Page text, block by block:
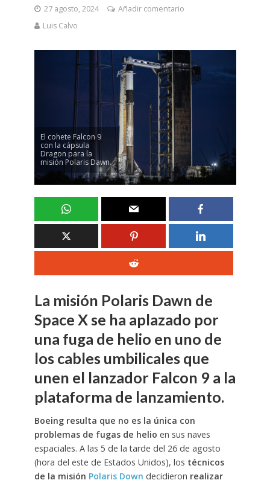
27 agosto, 2024
Añadir comentario
Luis Calvo
El cohete Falcon 9
con la cápsula
Dragon para la
misión Polaris Dawn.
La misión Polaris Dawn de
Space X se ha aplazado por
una fuga de helio en uno de
los cables umbilicales que
unen el lanzador Falcon 9 a la
plataforma de lanzamiento.
Boeing resulta que no es la única con
problemas de fugas de helio en sus naves
espaciales. A las 5 de la tarde del 26 de agosto
(hora del este de Estados Unidos), los técnicos
de la misión Polaris Down decidieron realizar